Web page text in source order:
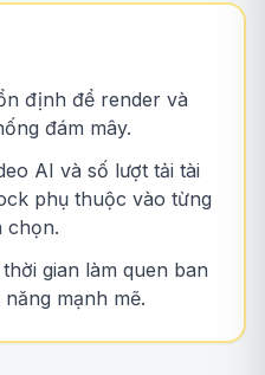
định để render và
đám mây.
AI và số lượt tải tài
phụ thuộc vào từng
chọn.
gian làm quen ban
mạnh mẽ.